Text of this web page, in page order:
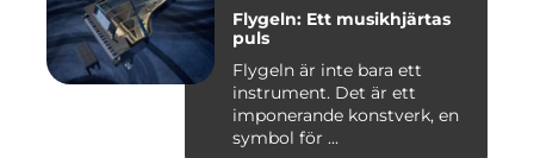
Flygeln: Ett musikhjärtas
puls
Flygeln är inte bara ett
instrument. Det är ett
imponerande konstverk, en
symbol för ...